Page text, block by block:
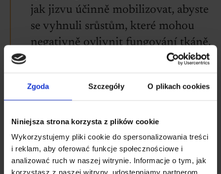
Zgoda Szczegóły O plikach cookies
Niniejsza strona korzysta z plików cookie
Wykorzystujemy pliki cookie do spersonalizowania treści
i reklam, aby oferować funkcje społecznościowe i
analizować ruch w naszej witrynie. Informacje o tym, jak
korzystasz z naszej witryny, udostępniamy partnerom
jak jizvu účinně mobilizovat, abyste
se vyhnuli srůstům, které mohou
negativně ovlivnit fungování tkáně.